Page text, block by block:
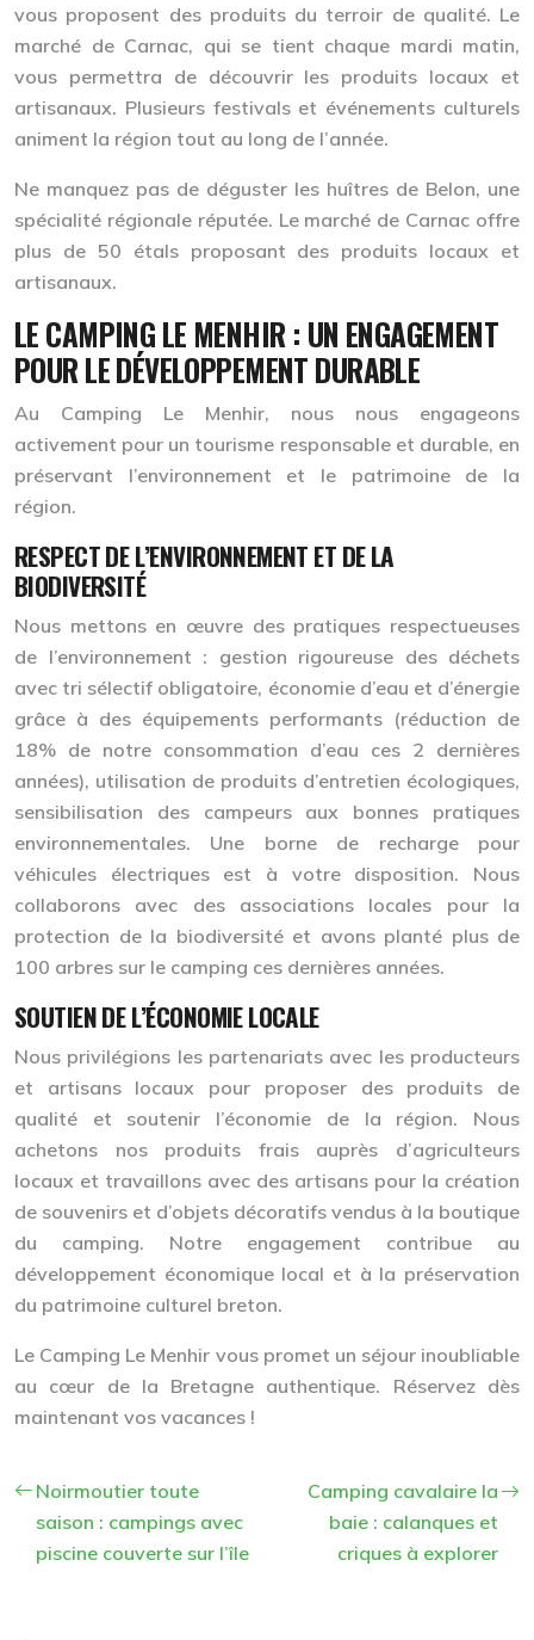
vous proposent des produits du terroir de qualité. Le
marché de Carnac, qui se tient chaque mardi matin,
vous permettra de découvrir les produits locaux et
artisanaux. Plusieurs festivals et événements culturels
animent la région tout au long de l’année.
Ne manquez pas de déguster les huîtres de Belon, une
spécialité régionale réputée. Le marché de Carnac offre
plus de 50 étals proposant des produits locaux et
artisanaux.
LE CAMPING LE MENHIR : UN ENGAGEMENT
POUR LE DÉVELOPPEMENT DURABLE
Au Camping Le Menhir, nous nous engageons
activement pour un tourisme responsable et durable, en
préservant l’environnement et le patrimoine de la
région.
RESPECT DE L’ENVIRONNEMENT ET DE LA
BIODIVERSITÉ
Nous mettons en œuvre des pratiques respectueuses
de l’environnement : gestion rigoureuse des déchets
avec tri sélectif obligatoire, économie d’eau et d’énergie
grâce à des équipements performants (réduction de
18% de notre consommation d’eau ces 2 dernières
années), utilisation de produits d’entretien écologiques,
sensibilisation des campeurs aux bonnes pratiques
environnementales. Une borne de recharge pour
véhicules électriques est à votre disposition. Nous
collaborons avec des associations locales pour la
protection de la biodiversité et avons planté plus de
100 arbres sur le camping ces dernières années.
SOUTIEN DE L’ÉCONOMIE LOCALE
Nous privilégions les partenariats avec les producteurs
et artisans locaux pour proposer des produits de
qualité et soutenir l’économie de la région. Nous
achetons nos produits frais auprès d’agriculteurs
locaux et travaillons avec des artisans pour la création
de souvenirs et d’objets décoratifs vendus à la boutique
du camping. Notre engagement contribue au
développement économique local et à la préservation
du patrimoine culturel breton.
Le Camping Le Menhir vous promet un séjour inoubliable
au cœur de la Bretagne authentique. Réservez dès
maintenant vos vacances !
Noirmoutier toute
saison : campings avec
piscine couverte sur l’île
Camping cavalaire la
baie : calanques et
criques à explorer